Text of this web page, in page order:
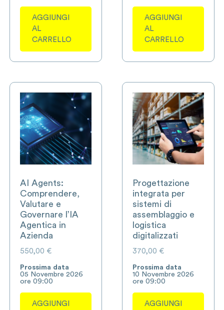
AGGIUNGI
AL
CARRELLO
AGGIUNGI
AL
CARRELLO
AI Agents:
Comprendere,
Valutare e
Governare l’IA
Agentica in
Azienda
550,00 €
Prossima data
05 Novembre 2026
ore 09:00
AGGIUNGI
Progettazione
integrata per
sistemi di
assemblaggio e
logistica
digitalizzati
370,00 €
Prossima data
10 Novembre 2026
ore 09:00
AGGIUNGI